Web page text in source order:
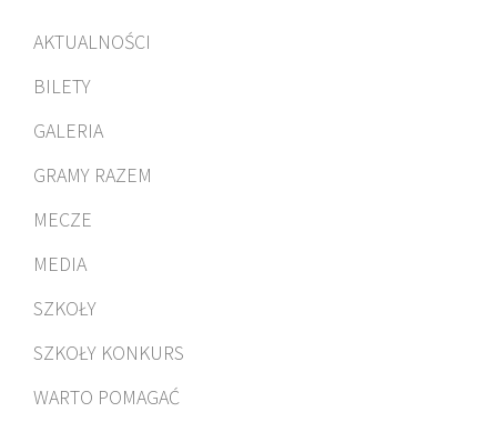
AKTUALNOŚCI
BILETY
GALERIA
GRAMY RAZEM
MECZE
MEDIA
SZKOŁY
SZKOŁY KONKURS
WARTO POMAGAĆ